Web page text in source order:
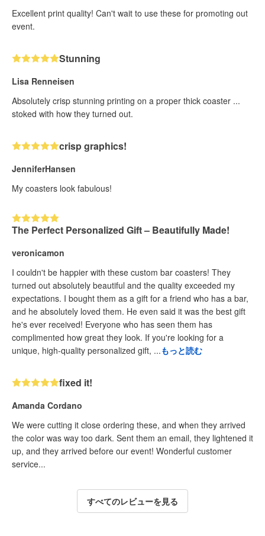
Excellent print quality! Can't wait to use these for promoting out
event.
Stunning
Lisa Renneisen
Absolutely crisp stunning printing on a proper thick coaster ...
stoked with how they turned out.
crisp graphics!
JenniferHansen
My coasters look fabulous!
The Perfect Personalized Gift – Beautifully Made!
veronicamon
I couldn't be happier with these custom bar coasters! They
turned out absolutely beautiful and the quality exceeded my
expectations. I bought them as a gift for a friend who has a bar,
and he absolutely loved them. He even said it was the best gift
he's ever received! Everyone who has seen them has
complimented how great they look. If you're looking for a
unique, high-quality personalized gift, ...もっと読む
fixed it!
Amanda Cordano
We were cutting it close ordering these, and when they arrived
the color was way too dark. Sent them an email, they lightened it
up, and they arrived before our event! Wonderful customer
service...
すべてのレビューを見る